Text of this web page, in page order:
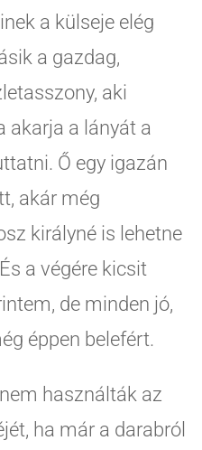
a külseje elég
a gazdag,
aki
akarja a lányát a
Ő egy igazán
akár még
királyné is lehetne
a végére kicsit
de minden jó,
éppen belefért.
használták az
ha már a darabról